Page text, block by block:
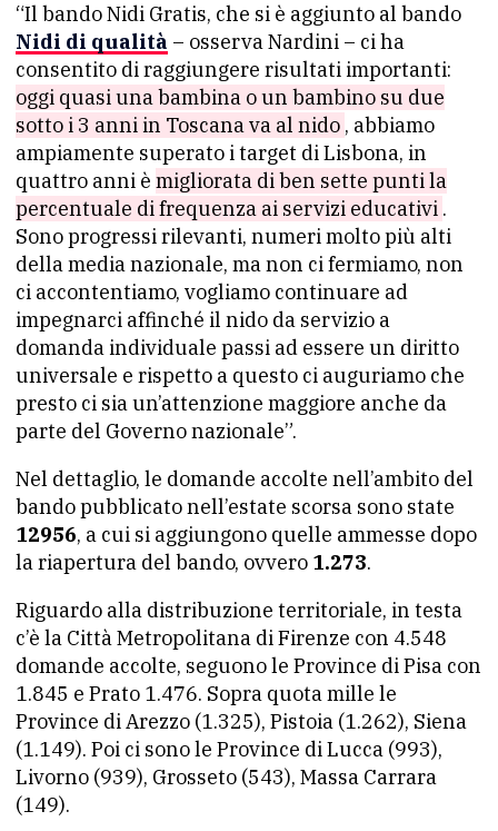
“Il bando Nidi Gratis, che si è aggiunto al bando
Nidi di qualità – osserva Nardini – ci ha
consentito di raggiungere risultati importanti:
oggi quasi una bambina o un bambino su due
sotto i 3 anni in Toscana va al nido , abbiamo
ampiamente superato i target di Lisbona, in
quattro anni è migliorata di ben sette punti la
percentuale di frequenza ai servizi educativi .
Sono progressi rilevanti, numeri molto più alti
della media nazionale, ma non ci fermiamo, non
ci accontentiamo, vogliamo continuare ad
impegnarci affinché il nido da servizio a
domanda individuale passi ad essere un diritto
universale e rispetto a questo ci auguriamo che
presto ci sia un’attenzione maggiore anche da
parte del Governo nazionale”.
Nel dettaglio, le domande accolte nell’ambito del
bando pubblicato nell’estate scorsa sono state
12956, a cui si aggiungono quelle ammesse dopo
la riapertura del bando, ovvero 1.273.
Riguardo alla distribuzione territoriale, in testa
c’è la Città Metropolitana di Firenze con 4.548
domande accolte, seguono le Province di Pisa con
1.845 e Prato 1.476. Sopra quota mille le
Province di Arezzo (1.325), Pistoia (1.262), Siena
(1.149). Poi ci sono le Province di Lucca (993),
Livorno (939), Grosseto (543), Massa Carrara
(149).